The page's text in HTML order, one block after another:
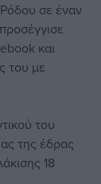
σε έναν
και
του με
του
της έδρας
18